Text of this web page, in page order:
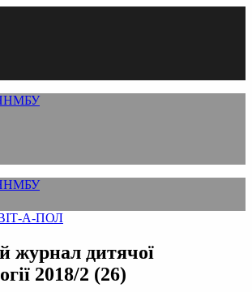
А-ПОЛ
журнал дитячої
2018/2 (26)